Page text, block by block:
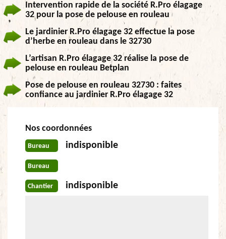
Intervention rapide de la société R.Pro élagage
32 pour la pose de pelouse en rouleau
Le jardinier R.Pro élagage 32 effectue la pose
d’herbe en rouleau dans le 32730
L’artisan R.Pro élagage 32 réalise la pose de
pelouse en rouleau Betplan
Pose de pelouse en rouleau 32730 : faites
confiance au jardinier R.Pro élagage 32
Nos coordonnées
Bureau indisponible
Bureau
Chantier indisponible